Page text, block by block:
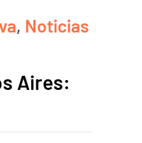
, Noticias
Aires: